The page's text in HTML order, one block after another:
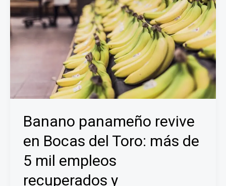
de
Panamá
por
lluvias
eléctrica
Banano panameño revive
en Bocas del Toro: más de
5 mil empleos
recuperados y